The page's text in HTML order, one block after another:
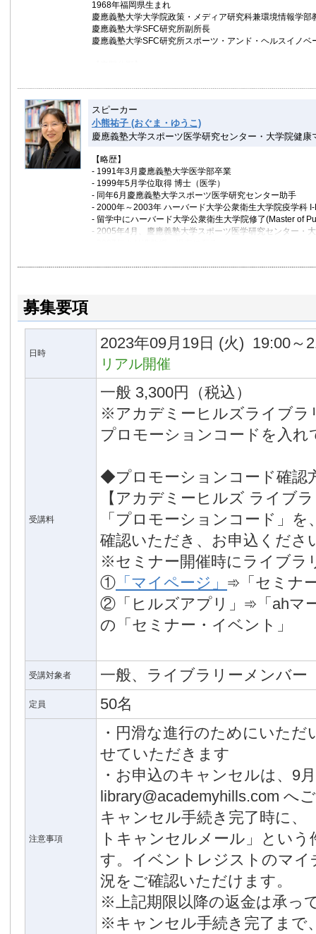
1968年福岡県生まれ
慶應義塾大学大学院政策・メディア研究科兼環境情報学部
慶應義塾大学SFC研究所副所長
慶應義塾大学SFC研究所スポーツ・アンド・ヘルスイノベ
「ワイヤレスセンサシステム」（共著，東京電機大学出版
Digital Sport for Performance Enhancement and
2009）
【学歴】
1986年 福岡県立東筑高等学校卒
1990年 筑波大学体育専門学群卒
1992年 筑波大学大学院修士課程コーチ学専攻修了（修士
1997年 筑波大学大学院博士課程体育科学研究科単位取得
日本機械学会フェロー、電子情報通信学会，日本バイオメ
一般社団法人 サーキュラーエコノミー推進機構アドバイ
スピーカー
小熊祐子 (おぐま・ゆうこ)
慶應義塾大学スポーツ医学研究センター・大学院健
【略歴】
- 1991年3月慶應義塾大学医学部卒業
- 1999年5月学位取得 博士（医学）
- 同年6月慶應義塾大学スポーツ医学研究センター助手
- 2000年～2003年 ハーバード大学公衆衛生大学院疫学科
- 留学中にハーバード大学公衆衛生大学院修了(Master of
- 2005年4月、慶應義塾大学スポーツ医学研究センター・
4年の内科研修の後、内分泌内科研究室に入局。その頃
専門家として携わり、身体活動と健康上のアウトカムと
野との協働による身体活動促進の実装にも力を入れてい
回のテーマである疾患のある方の身体活動促進や、健康
で重要であり注力している。
代表著書『サクセスフル・エイジング: 予防医学・健康
会（2014年）。分担執筆『健康スポーツ医学実践ガイド
ポーツのトリセツ－日本臨床スポーツ医学会からの提案
募集要項
日時
2023年09月19日 (火) 19:00～
リアル開催
受講料
一般 3,300円（税込）
※アカデミーヒルズライブラ
プロモーションコードを入れ
◆プロモーションコード確認
【アカデミーヒルズ ライブ
「プロモーションコード」
確認いただき、お申込くださ
※セミナー開催時にライブラ
① 「マイページ」 ➾「セミナ
②「ヒルズアプリ」➾「ahマ
の「セミナー・イベント」
受講対象者 一般、ライブラリーメンバー
定員 50名
注意事項
・円滑な進行のためにいた
せていただきます
・お申込のキャンセルは、9
library@academyhills.com へ
キャンセル手続き完了時に、
トキャンセルメール」とい
す。イベントレジストのマ
況をご確認いただけます。
※上記期限以降の返金は承っ
※キャンセル手続き完了まで